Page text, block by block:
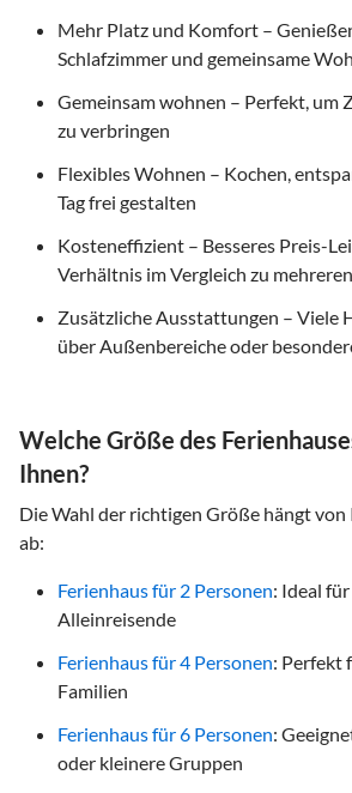
Mehr Platz und Komfort –
Schlafzimmer und gemeinsame
Gemeinsam wohnen – Perfekt, um
zu verbringen
Flexibles Wohnen – Kochen,
Tag frei gestalten
Kosteneffizient – Besseres Preis-
Verhältnis im Vergleich zu
Zusätzliche Ausstattungen – Viele
über Außenbereiche oder
Welche Größe des
Ihnen?
Die Wahl der richtigen Größe hängt von
ab:
Ferienhaus für 2 Personen: Ideal
Alleinreisende
Ferienhaus für 4 Personen: Perfekt
Familien
Ferienhaus für 6 Personen:
oder kleinere Gruppen